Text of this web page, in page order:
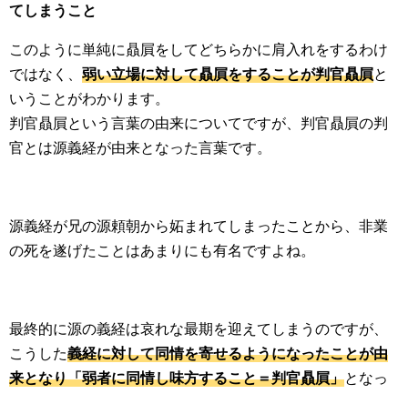
てしまうこと
このように単純に贔屓をしてどちらかに肩入れをするわけ
ではなく、 弱い立場に対して贔屓をすることが判官贔屓と
いうことがわかります。
判官贔屓という言葉の由来についてですが、判官贔屓の判
官とは源義経が由来となった言葉です。
源義経が兄の源頼朝から妬まれてしまったことから、非業
の死を遂げたことはあまりにも有名ですよね。
最終的に源の義経は哀れな最期を迎えてしまうのですが、
こうした義経に対して同情を寄せるようになったことが由
来となり「弱者に同情し味方すること＝判官贔屓」となっ